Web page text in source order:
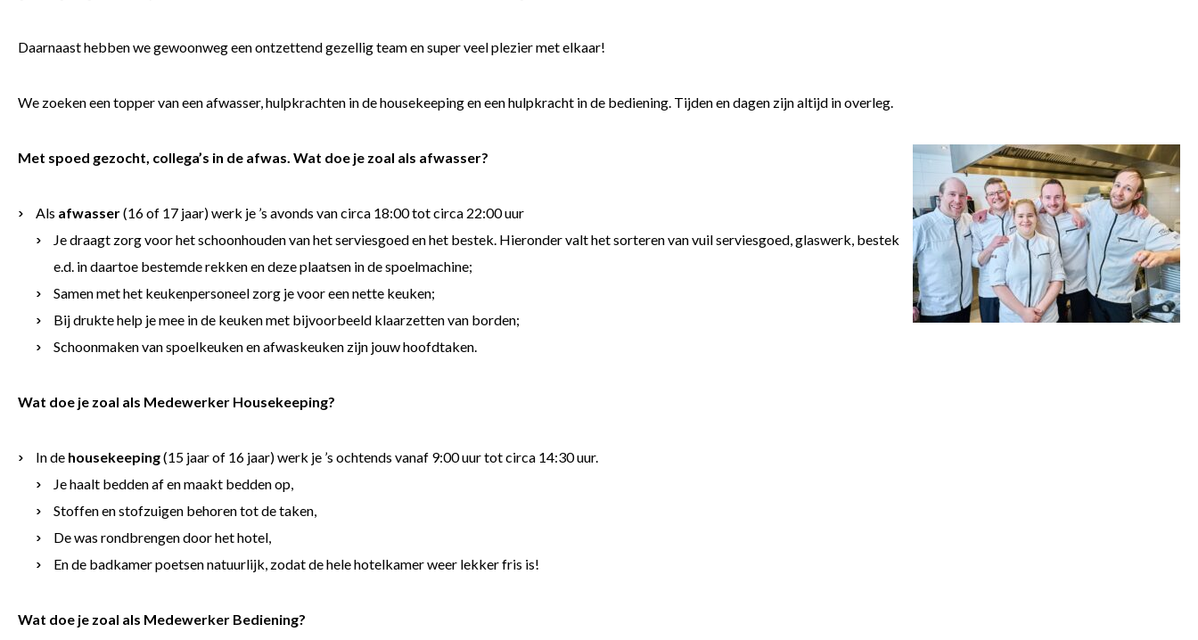
Daarnaast hebben we gewoonweg een ontzettend gezellig team en super veel plezier met elkaar!
We zoeken een topper van een afwasser, hulpkrachten in de housekeeping en een hulpkracht in de bediening. Tijden en dagen zijn altijd in overleg.
Met spoed gezocht, collega’s in de afwas. Wat doe je zoal als afwasser?
Als afwasser(16 of 17 jaar) werk je ’s avonds van circa 18:00 tot circa 22:00 uur
Je draagt zorg voor het schoonhouden van het serviesgoed en het bestek. Hieronder valt het sorteren van vuil serviesgoed, glaswerk, bestek
e.d. in daartoe bestemde rekken en deze plaatsen in de spoelmachine;
Samen met het keukenpersoneel zorg je voor een nette keuken;
Bij drukte help je mee in de keuken met bijvoorbeeld klaarzetten van borden;
Schoonmaken van spoelkeuken en afwaskeuken zijn jouw hoofdtaken.
Wat doe je zoal als Medewerker Housekeeping?
In de housekeeping(15 jaar of 16 jaar) werk je ’s ochtends vanaf 9:00 uur tot circa 14:30 uur.
Je haalt bedden af en maakt bedden op,
Stoffen en stofzuigen behoren tot de taken,
De was rondbrengen door het hotel,
En de badkamer poetsen natuurlijk, zodat de hele hotelkamer weer lekker fris is!
Wat doe je zoal als Medewerker Bediening?